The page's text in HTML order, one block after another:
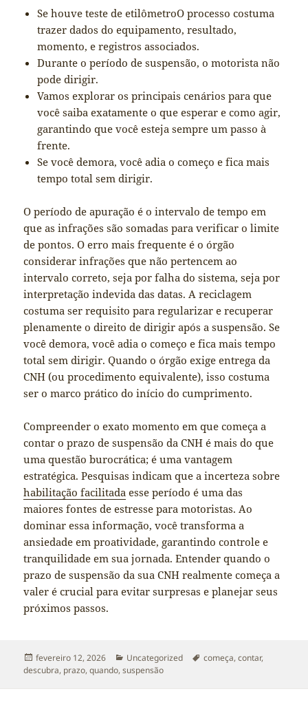
Se houve teste de etilômetroO processo costuma
trazer dados do equipamento, resultado,
momento, e registros associados.
Durante o período de suspensão, o motorista não
pode dirigir.
Vamos explorar os principais cenários para que
você saiba exatamente o que esperar e como agir,
garantindo que você esteja sempre um passo à
frente.
Se você demora, você adia o começo e fica mais
tempo total sem dirigir.
O período de apuração é o intervalo de tempo em
que as infrações são somadas para verificar o limite
de pontos. O erro mais frequente é o órgão
considerar infrações que não pertencem ao
intervalo correto, seja por falha do sistema, seja por
interpretação indevida das datas. A reciclagem
costuma ser requisito para regularizar e recuperar
plenamente o direito de dirigir após a suspensão. Se
você demora, você adia o começo e fica mais tempo
total sem dirigir. Quando o órgão exige entrega da
CNH (ou procedimento equivalente), isso costuma
ser o marco prático do início do cumprimento.
Compreender o exato momento em que começa a
contar o prazo de suspensão da CNH é mais do que
uma questão burocrática; é uma vantagem
estratégica. Pesquisas indicam que a incerteza sobre
habilitação facilitada esse período é uma das
maiores fontes de estresse para motoristas. Ao
dominar essa informação, você transforma a
ansiedade em proatividade, garantindo controle e
tranquilidade em sua jornada. Entender quando o
prazo de suspensão da sua CNH realmente começa a
valer é crucial para evitar surpresas e planejar seus
próximos passos.
Publicado
em
fevereiro 12, 2026 Categorias
Uncategorized Tags
começa,contar,
descubra, prazo,quando,suspensão